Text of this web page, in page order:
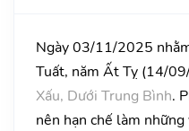
Ngày 03/11/2025
Tuất, năm Ất Tỵ (14/
Xấu, Dưới Trung Bình.
nên hạn chế làm